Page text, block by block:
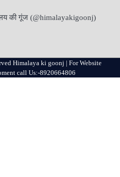
की गूंज (@himalayakigoonj)
Himalaya ki goonj | For Website
call Us:-8920664806